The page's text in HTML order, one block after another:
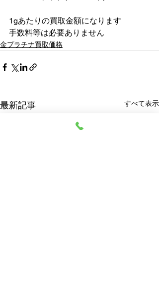
1gあたりの買取金額になります
手数料等は必要ありません
金プラチナ買取価格
最新記事 すべて表示